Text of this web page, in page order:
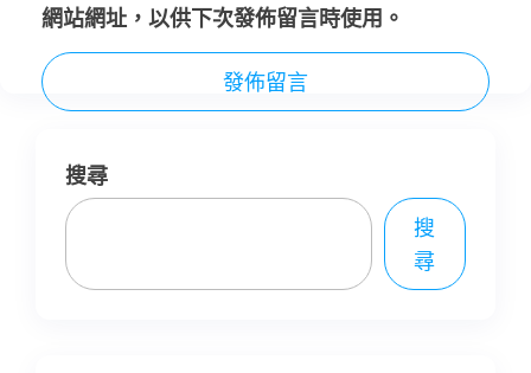
網站網址，以供下次發佈留言時使用。
搜尋
搜
尋